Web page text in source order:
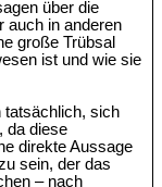
über die
auch in anderen
große Trübsal
ist und wie sie
tatsächlich, sich
da diese
direkte Aussage
sein, der das
– nach